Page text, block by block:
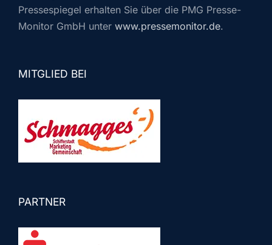
Pressespiegel erhalten Sie über die PMG Presse-
Monitor GmbH unter www.pressemonitor.de.
MITGLIED BEI
PARTNER